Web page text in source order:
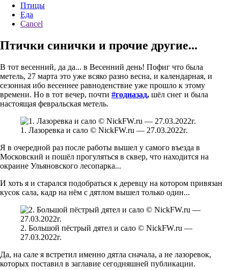
Птицы
Еда
Cancel
Птички синички и прочие другие...
В тот весенний, да да... в Весенний день! Пофиг что была
метель, 27 марта это уже всяко разно весна, и календарная, и
сезонная ибо весеннее равноденствие уже прошло к этому
времени. Но в тот вечер, почти #годназад, шёл снег и была
настоящая февральская метель.
1. Лазоревка и сало © NickFW.ru — 27.03.2022г.
Я в очередной раз после работы вышел у самого въезда в
Московский и пошёл прогуляться в сквер, что находится на
окраине Ульяновского лесопарка...
И хоть я и старался подобраться к деревцу на котором привязан
кусок сала, кадр на нём с дятлом вышел только один...
2. Большой пёстрый дятел и сало © NickFW.ru —
27.03.2022г.
Да, на сале я встретил именно дятла сначала, а не лазоревок,
которых поставил в заглавие сегодняшней публикации.